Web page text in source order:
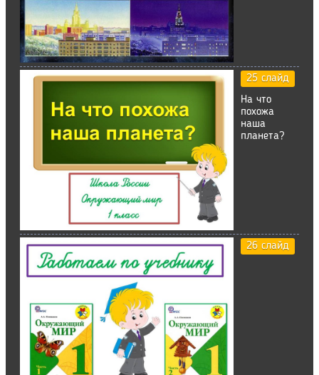
25 слайд
На что
похожа
наша
планета?
26 слайд